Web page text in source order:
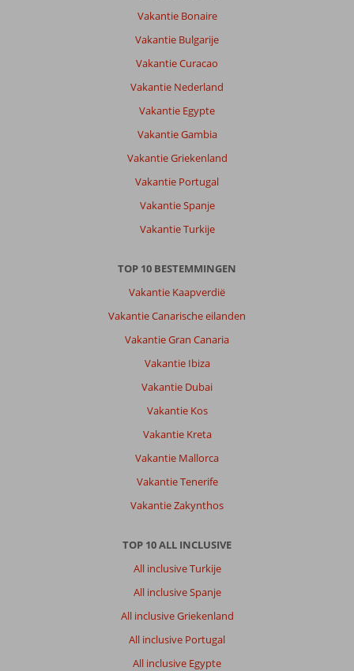
Vakantie Bonaire
Vakantie Bulgarije
Vakantie Curacao
Vakantie Nederland
Vakantie Egypte
Vakantie Gambia
Vakantie Griekenland
Vakantie Portugal
Vakantie Spanje
Vakantie Turkije
TOP 10 BESTEMMINGEN
Vakantie Kaapverdië
Vakantie Canarische eilanden
Vakantie Gran Canaria
Vakantie Ibiza
Vakantie Dubai
Vakantie Kos
Vakantie Kreta
Vakantie Mallorca
Vakantie Tenerife
Vakantie Zakynthos
TOP 10 ALL INCLUSIVE
All inclusive Turkije
All inclusive Spanje
All inclusive Griekenland
All inclusive Portugal
All inclusive Egypte